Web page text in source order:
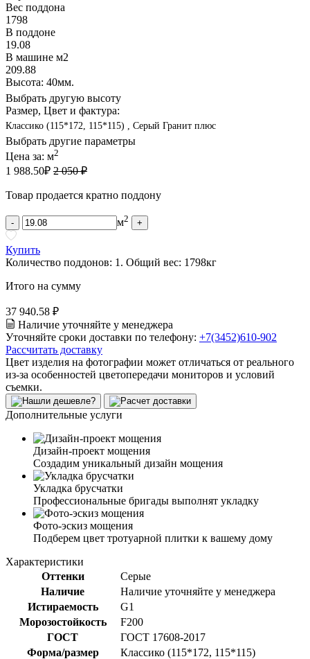
Вес поддона
1798
В поддоне
19.08
В машине м2
209.88
Высота: 40мм.
Выбрать другую высоту
Размер, Цвет и фактура:
Классико (115*172, 115*115) , Серый Гранит плюс
Выбрать другие параметры
Цена за: м2
1 988.50₽ 2 050 ₽
Товар продается кратно поддону
- м2 +
Купить
Количество поддонов: 1 . Общий вес: 1798кг
Итого на сумму
37 940.58 ₽
Наличие уточняйте у менеджера
Уточняйте сроки доставки по телефону: +7(3452)610-902
Рассчитать доставку
Цвет изделия на фотографии может отличаться от реального
из-за особенностей цветопередачи мониторов и условий
съемки.
Дополнительные услуги
Дизайн-проект мощения
Создадим уникальный дизайн мощения
Укладка брусчатки
Профессиональные бригады выполнят укладку
Фото-эскиз мощения
Подберем цвет тротуарной плитки к вашему дому
Характеристики
Оттенки
Серые
Наличие
Наличие уточняйте у менеджера
Истираемость
G1
Морозостойкость
F200
ГОСТ
ГОСТ 17608-2017
Форма/размер
Классико (115*172, 115*115)